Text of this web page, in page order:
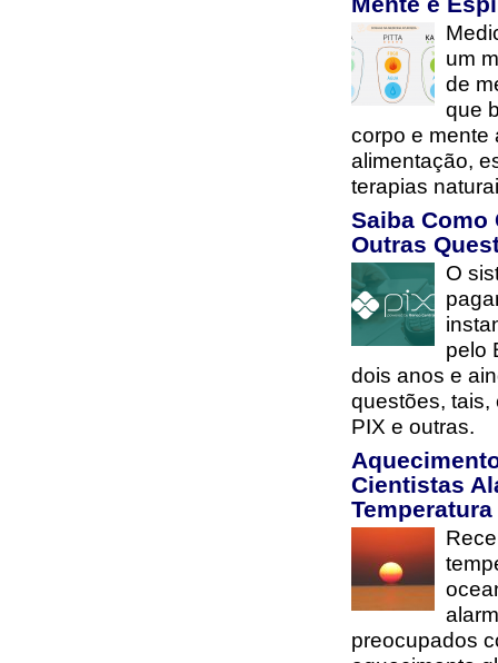
um
de
que
corpo e mente
alimentação,
terapias
Saiba Como
Outras
O
pelo
dois anos e
questões, tais,
PIX e outras.
Cientistas
preocupados